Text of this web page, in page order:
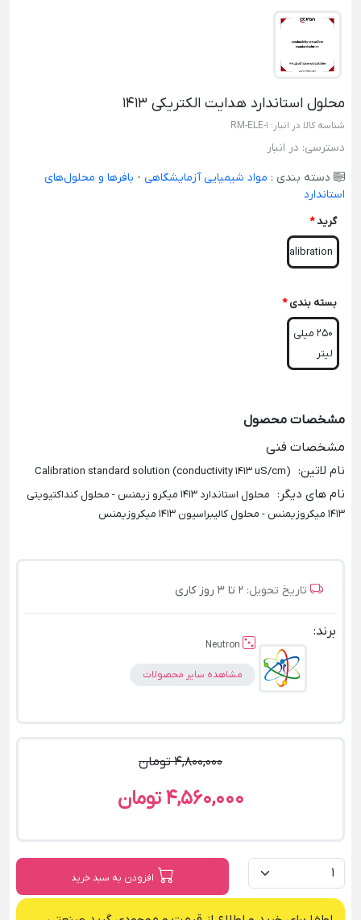
محلول استاندارد هدایت الکتریکی 1413
شناسه کالا در انبار: RM-ELE-1
دسترسی: در انبار
دسته بندی : مواد شیمیایی آزمایشگاهی - بافرها و محلول‌های
استاندارد
گرید*
Calibration
بسته بندی *
250 میلی
لیتر
مشخصات محصول
مشخصات فنی
نام لاتین:
(Calibration standard solution (conductivity 1413 uS/cm
نام های دیگر :
محلول استاندارد 1413 میکرو زیمنس - محلول کنداکتیویتی
1413 میکروزیمنس - محلول کالیبراسیون 1413 میکروزیمنس
تاریخ تحویل: 2 تا 3 روز کاری
برند:
Neutron
مشاهده سایر محصولات
4,800,000 تومان
4,560,000 تومان
افزودن به سبد خرید